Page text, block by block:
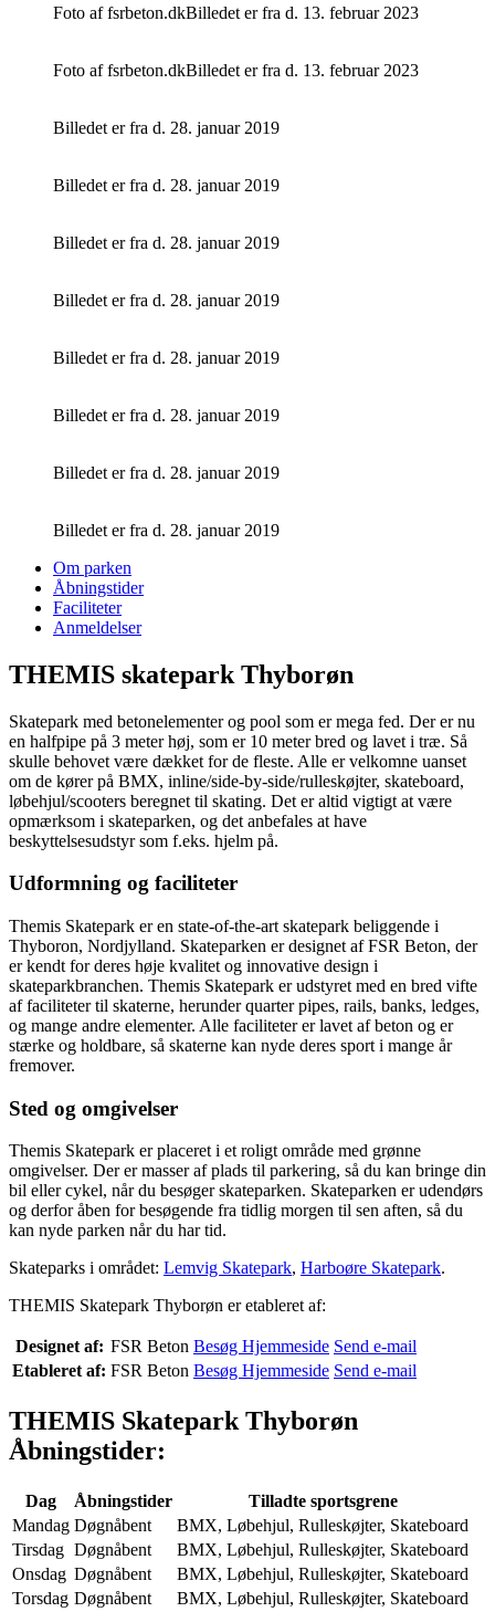
Foto af fsrbeton.dkBilledet er fra d. 13. februar 2023
Foto af fsrbeton.dkBilledet er fra d. 13. februar 2023
Billedet er fra d. 28. januar 2019
Billedet er fra d. 28. januar 2019
Billedet er fra d. 28. januar 2019
Billedet er fra d. 28. januar 2019
Billedet er fra d. 28. januar 2019
Billedet er fra d. 28. januar 2019
Billedet er fra d. 28. januar 2019
Billedet er fra d. 28. januar 2019
Om parken
Åbningstider
Faciliteter
Anmeldelser
THEMIS skatepark Thyborøn
Skatepark med betonelementer og pool som er mega fed. Der er nu
en halfpipe på 3 meter høj, som er 10 meter bred og lavet i træ. Så
skulle behovet være dækket for de fleste. Alle er velkomne uanset
om de kører på BMX, inline/side-by-side/rulleskøjter, skateboard,
løbehjul/scooters beregnet til skating. Det er altid vigtigt at være
opmærksom i skateparken, og det anbefales at have
beskyttelsesudstyr som f.eks. hjelm på.
Udformning og faciliteter
Themis Skatepark er en state-of-the-art skatepark beliggende i
Thyboron, Nordjylland. Skateparken er designet af FSR Beton, der
er kendt for deres høje kvalitet og innovative design i
skateparkbranchen. Themis Skatepark er udstyret med en bred vifte
af faciliteter til skaterne, herunder quarter pipes, rails, banks, ledges,
og mange andre elementer. Alle faciliteter er lavet af beton og er
stærke og holdbare, så skaterne kan nyde deres sport i mange år
fremover.
Sted og omgivelser
Themis Skatepark er placeret i et roligt område med grønne
omgivelser. Der er masser af plads til parkering, så du kan bringe din
bil eller cykel, når du besøger skateparken. Skateparken er udendørs
og derfor åben for besøgende fra tidlig morgen til sen aften, så du
kan nyde parken når du har tid.
Skateparks i området: Lemvig Skatepark, Harboøre Skatepark.
THEMIS Skatepark Thyborøn er etableret af:
Designet af: FSR Beton Besøg Hjemmeside Send e-mail
Etableret af: FSR Beton Besøg Hjemmeside Send e-mail
THEMIS Skatepark Thyborøn
Åbningstider:
Dag Åbningstider
Tilladte sportsgrene
Mandag Døgnåbent
BMX, Løbehjul, Rulleskøjter, Skateboard
Tirsdag Døgnåbent
BMX, Løbehjul, Rulleskøjter, Skateboard
Onsdag Døgnåbent
BMX, Løbehjul, Rulleskøjter, Skateboard
Torsdag Døgnåbent
BMX, Løbehjul, Rulleskøjter, Skateboard